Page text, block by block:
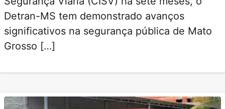
Detran-MS tem demonstrado avanços
significativos na segurança pública de Mato
Grosso […]